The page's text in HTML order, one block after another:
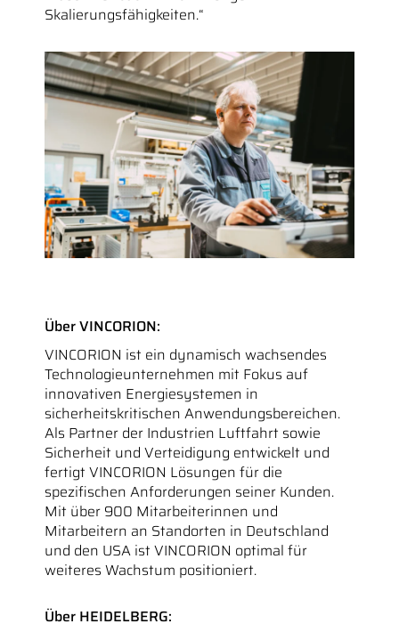
Skalierungsfähigkeiten.“
Über VINCORION:
VINCORION ist ein dynamisch wachsendes
Technologieunternehmen mit Fokus auf
innovativen Energiesystemen in
sicherheitskritischen Anwendungsbereichen.
Als Partner der Industrien Luftfahrt sowie
Sicherheit und Verteidigung entwickelt und
fertigt VINCORION Lösungen für die
spezifischen Anforderungen seiner Kunden.
Mit über 900 Mitarbeiterinnen und
Mitarbeitern an Standorten in Deutschland
und den USA ist VINCORION optimal für
weiteres Wachstum positioniert.
Über HEIDELBERG: